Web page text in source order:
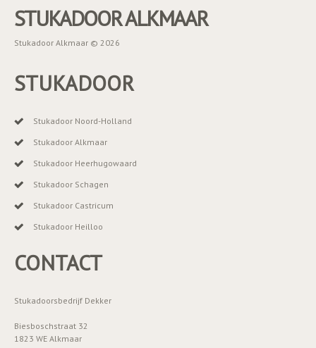
STUKADOOR ALKMAAR
Stukadoor Alkmaar © 2026
STUKADOOR
Stukadoor Noord-Holland
Stukadoor Alkmaar
Stukadoor Heerhugowaard
Stukadoor Schagen
Stukadoor Castricum
Stukadoor Heilloo
CONTACT
Stukadoorsbedrijf Dekker
Biesboschstraat 32
1823 WE Alkmaar